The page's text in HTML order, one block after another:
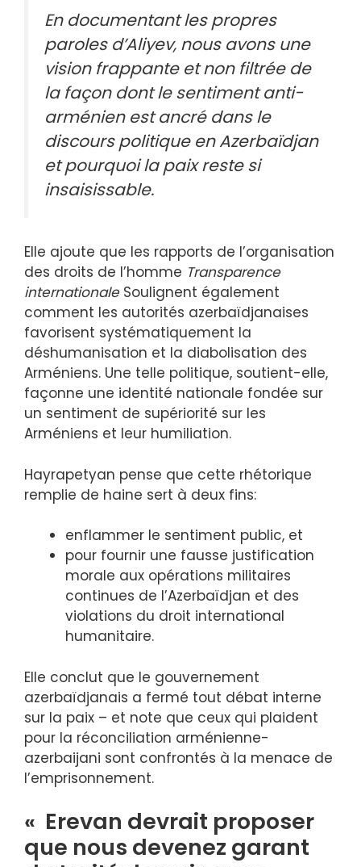
En documentant les propres
paroles d’Aliyev, nous avons une
vision frappante et non filtrée de
la façon dont le sentiment anti-
arménien est ancré dans le
discours politique en Azerbaïdjan
et pourquoi la paix reste si
insaisissable.
Elle ajoute que les rapports de l’organisation
des droits de l’homme Transparence
internationaleSoulignent également
comment les autorités azerbaïdjanaises
favorisent systématiquement la
déshumanisation et la diabolisation des
Arméniens. Une telle politique, soutient-elle,
façonne une identité nationale fondée sur
un sentiment de supériorité sur les
Arméniens et leur humiliation.
Hayrapetyan pense que cette rhétorique
remplie de haine sert à deux fins:
enflammer le sentiment public, et
pour fournir une fausse justification
morale aux opérations militaires
continues de l’Azerbaïdjan et des
violations du droit international
humanitaire.
Elle conclut que le gouvernement
azerbaïdjanais a fermé tout débat interne
sur la paix – et note que ceux qui plaident
pour la réconciliation arménienne-
azerbaijani sont confrontés à la menace de
l’emprisonnement.
« Erevan devrait proposer
que nous devenez garant